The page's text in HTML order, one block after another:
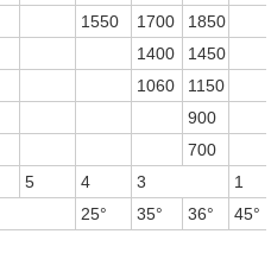
1550 1700
1850
1400
1450
1060
1150
900
700
5 4 3
1
25° 35° 36° 45°